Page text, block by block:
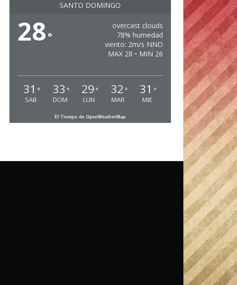
SANTO DOMINGO
28°
overcast clouds
78% humedad
viento: 2m/s NNO
MAX 28 • MIN 26
31 °
SAB
33 °
DOM
29 °
LUN
32 °
MAR
31 °
MIE
El Tiempo de OpenWeatherMap